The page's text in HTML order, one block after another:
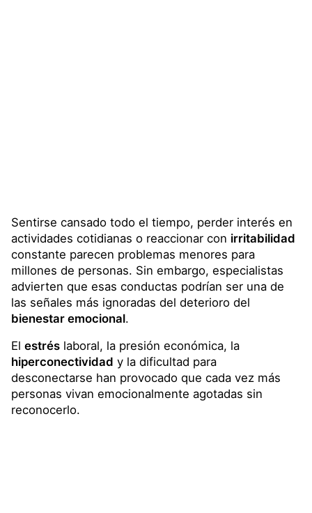
Sentirse cansado todo el tiempo, perder interés en
actividades cotidianas o reaccionar con irritabilidad
constante parecen problemas menores para
millones de personas. Sin embargo, especialistas
advierten que esas conductas podrían ser una de
las señales más ignoradas del deterioro del
bienestar emocional.
El estrés laboral, la presión económica, la
hiperconectividad y la dificultad para
desconectarse han provocado que cada vez más
personas vivan emocionalmente agotadas sin
reconocerlo.